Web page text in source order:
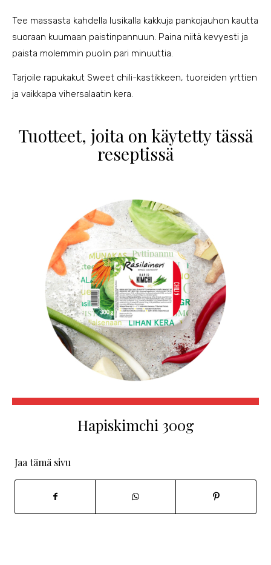
Tee massasta kahdella lusikalla kakkuja pankojauhon kautta
suoraan kuumaan paistinpannuun. Paina niitä kevyesti ja
paista molemmin puolin pari minuuttia.
Tarjoile rapukakut Sweet chili-kastikkeen, tuoreiden yrttien
ja vaikkapa vihersalaatin kera.
Tuotteet, joita on käytetty tässä
reseptissä
Hapiskimchi 300g
Jaa tämä sivu